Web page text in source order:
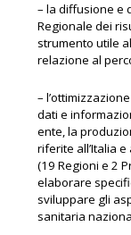
– la diffusione e
Regionale dei
strumento utile
relazione al
–
dati e
ente, la
riferite all’Italia
(19 Regioni e 2
elaborare
sviluppare gli
sanitaria